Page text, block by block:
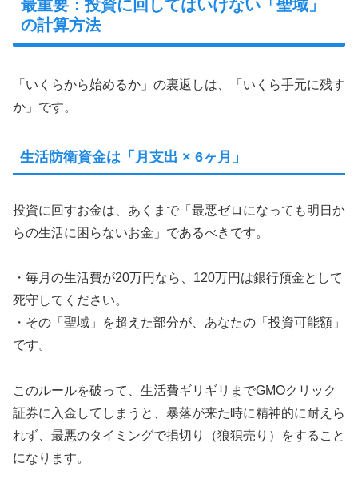
最重要：投資に回してはいけない「聖域」
の計算方法
「いくらから始めるか」の裏返しは、「いくら手元に残す
か」です。
生活防衛資金は「月支出 × 6ヶ月」
投資に回すお金は、あくまで「最悪ゼロになっても明日か
らの生活に困らないお金」であるべきです。
・毎月の生活費が20万円なら、120万円は銀行預金として
死守してください。
・その「聖域」を超えた部分が、あなたの「投資可能額」
です。
このルールを破って、生活費ギリギリまでGMOクリック
証券に入金してしまうと、暴落が来た時に精神的に耐えら
れず、最悪のタイミングで損切り（狼狽売り）をすること
になります。